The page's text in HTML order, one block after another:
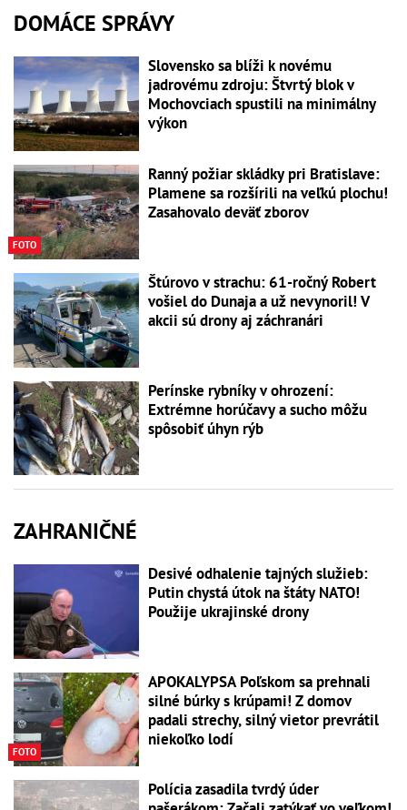
DOMÁCE SPRÁVY
Slovensko sa blíži k novému
jadrovému zdroju: Štvrtý blok v
Mochovciach spustili na minimálny
výkon
FOTO
Ranný požiar skládky pri Bratislave:
Plamene sa rozšírili na veľkú plochu!
Zasahovalo deväť zborov
Štúrovo v strachu: 61-ročný Robert
vošiel do Dunaja a už nevynoril! V
akcii sú drony aj záchranári
Perínske rybníky v ohrození:
Extrémne horúčavy a sucho môžu
spôsobiť úhyn rýb
ZAHRANIČNÉ
Desivé odhalenie tajných služieb:
Putin chystá útok na štáty NATO!
Použije ukrajinské drony
FOTO
APOKALYPSA Poľskom sa prehnali
silné búrky s krúpami! Z domov
padali strechy, silný vietor prevrátil
niekoľko lodí
Polícia zasadila tvrdý úder